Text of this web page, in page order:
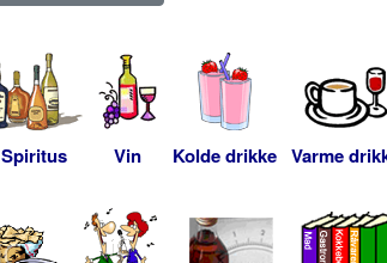
Spiritus Vin Kolde drikke Varme